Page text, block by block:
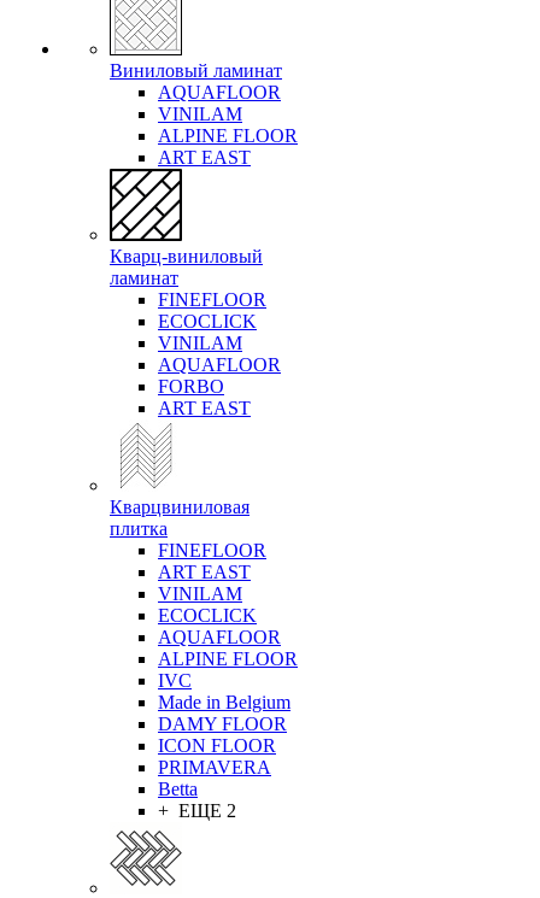
Виниловый ламинат
AQUAFLOOR
VINILAM
ALPINE FLOOR
ART EAST
Кварц-виниловый
ламинат
FINEFLOOR
ECOCLICK
VINILAM
AQUAFLOOR
FORBO
ART EAST
Кварцвиниловая
плитка
FINEFLOOR
ART EAST
VINILAM
ECOCLICK
AQUAFLOOR
ALPINE FLOOR
IVC
Made in Belgium
DAMY FLOOR
ICON FLOOR
PRIMAVERA
Betta
+ ЕЩЕ 2